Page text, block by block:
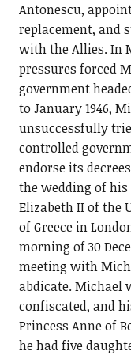
Antonescu,
replacement, and
with the Allies. In
pressures forced
government
to January 1946,
unsuccessfully
controlled
endorse its
the wedding of
Elizabeth II of the
of Greece in
morning of 30
meeting with
abdicate. Michael
confiscated, and
Princess Anne of
he had five